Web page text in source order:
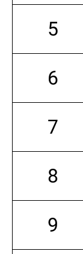
5
6
7
8
9